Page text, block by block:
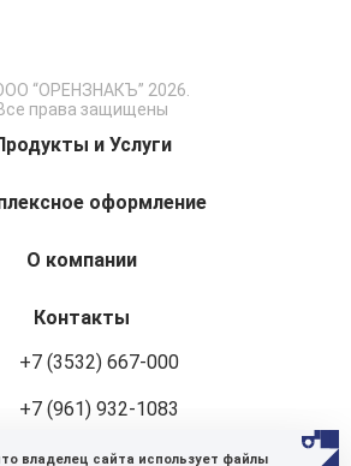
“ОРЕНЗНАКЪ” 2026.
права защищены
и Услуги
оформление
О компании
Контакты
+7 (3532) 667-000
+7 (961) 932-1083
владелец сайта использует файлы